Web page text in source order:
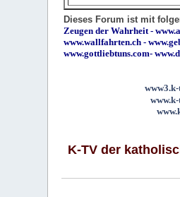
Dieses Forum ist mit
Zeugen der Wahrheit-
www.wallfahrten.ch -
www.gottliebtuns.com-
K-TV der